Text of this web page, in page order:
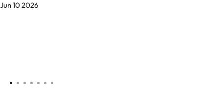
Jun 10 2026